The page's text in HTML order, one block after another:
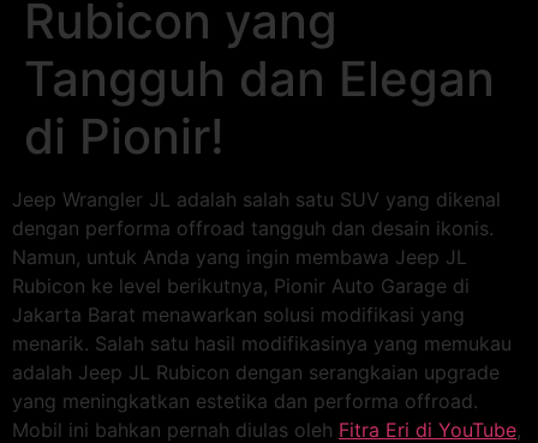
Rubicon yang
Tangguh dan Elegan
di Pionir!
Jeep Wrangler JL adalah salah satu SUV yang dikenal
dengan performa offroad tangguh dan desain ikonis.
Namun, untuk Anda yang ingin membawa Jeep JL
Rubicon ke level berikutnya, Pionir Auto Garage di
Jakarta Barat menawarkan solusi modifikasi yang
menarik. Salah satu hasil modifikasinya yang memukau
adalah Jeep JL Rubicon dengan serangkaian upgrade
yang meningkatkan estetika dan performa offroad.
Mobil ini bahkan pernah diulas oleh Fitra Eri di YouTube,